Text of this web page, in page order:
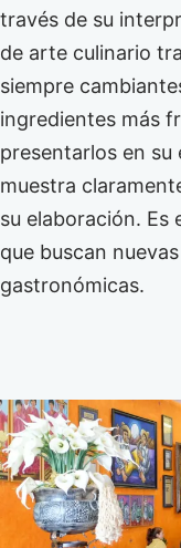
través de su
de arte culinario
siempre
ingredientes más
presentarlos en su
muestra
su elaboración. Es
que buscan
gastronómicas.